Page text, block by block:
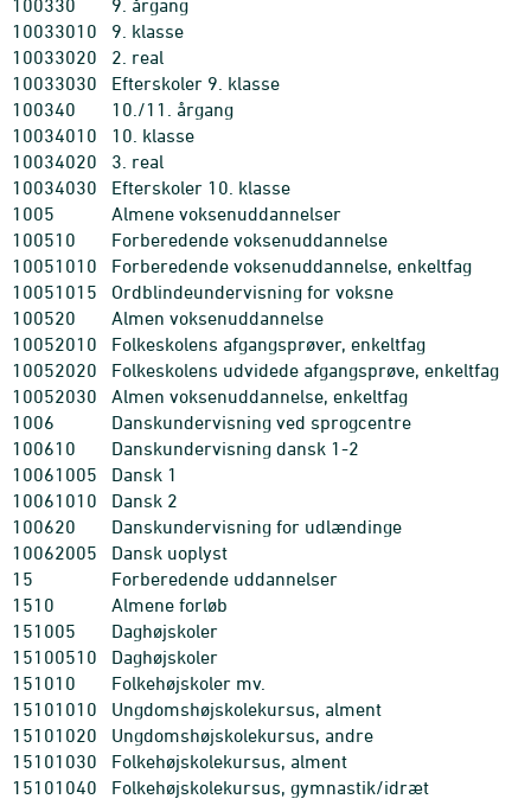
100330
9. årgang
10033010
9. klasse
10033020
2. real
10033030
Efterskoler 9. klasse
100340
10./11. årgang
10034010
10. klasse
10034020
3. real
10034030
Efterskoler 10. klasse
1005
Almene voksenuddannelser
100510
Forberedende voksenuddannelse
10051010
Forberedende voksenuddannelse, enkeltfag
10051015
Ordblindeundervisning for voksne
100520
Almen voksenuddannelse
10052010
Folkeskolens afgangsprøver, enkeltfag
10052020
Folkeskolens udvidede afgangsprøve, enkeltfag
10052030
Almen voksenuddannelse, enkeltfag
1006
Danskundervisning ved sprogcentre
100610
Danskundervisning dansk 1-2
10061005
Dansk 1
10061010
Dansk 2
100620
Danskundervisning for udlændinge
10062005
Dansk uoplyst
15
Forberedende uddannelser
1510
Almene forløb
151005
Daghøjskoler
15100510
Daghøjskoler
151010
Folkehøjskoler mv.
15101010
Ungdomshøjskolekursus, alment
15101020
Ungdomshøjskolekursus, andre
15101030
Folkehøjskolekursus, alment
15101040
Folkehøjskolekursus, gymnastik/idræt